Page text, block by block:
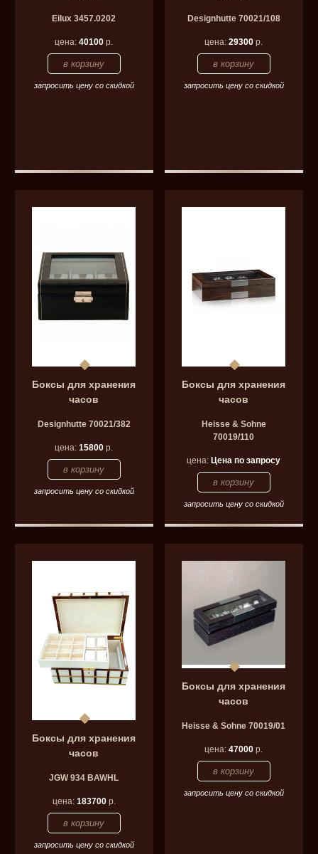
Eilux 3457.0202
цена:40100 р.
запросить цену со скидкой
Designhutte 70021/108
цена:29300 р.
запросить цену со скидкой
Боксы для хранения
часов
Designhutte 70021/382
цена:15800 р.
запросить цену со скидкой
Боксы для хранения
часов
Heisse & Sohne
70019/110
цена:Цена по запросу
запросить цену со скидкой
Боксы для хранения
часов
JGW 934 BAWHL
цена: 183700р.
запросить цену со скидкой
Боксы для хранения
часов
Heisse & Sohne 70019/01
цена:47000 р.
запросить цену со скидкой